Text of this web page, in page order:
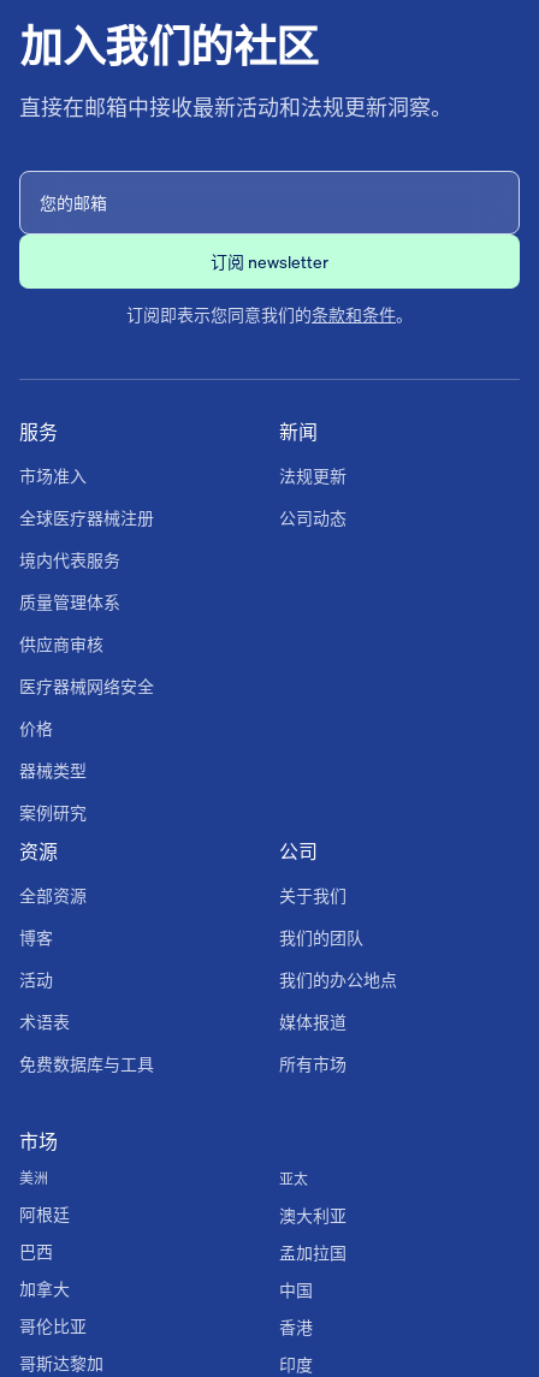
加入我们的社区
直接在邮箱中接收最新活动和法规更新洞察。
订阅即表示您同意我们的条款和条件。
新闻
法规更新
公司动态
服务
市场准入
全球医疗器械注册
境内代表服务
质量管理体系
供应商审核
医疗器械网络安全
价格
器械类型
案例研究
资源
全部资源
博客
活动
术语表
免费数据库与工具
公司
关于我们
我们的团队
我们的办公地点
媒体报道
所有市场
市场
美洲
阿根廷
巴西
加拿大
哥伦比亚
哥斯达黎加
亚太
澳大利亚
孟加拉国
中国
香港
印度